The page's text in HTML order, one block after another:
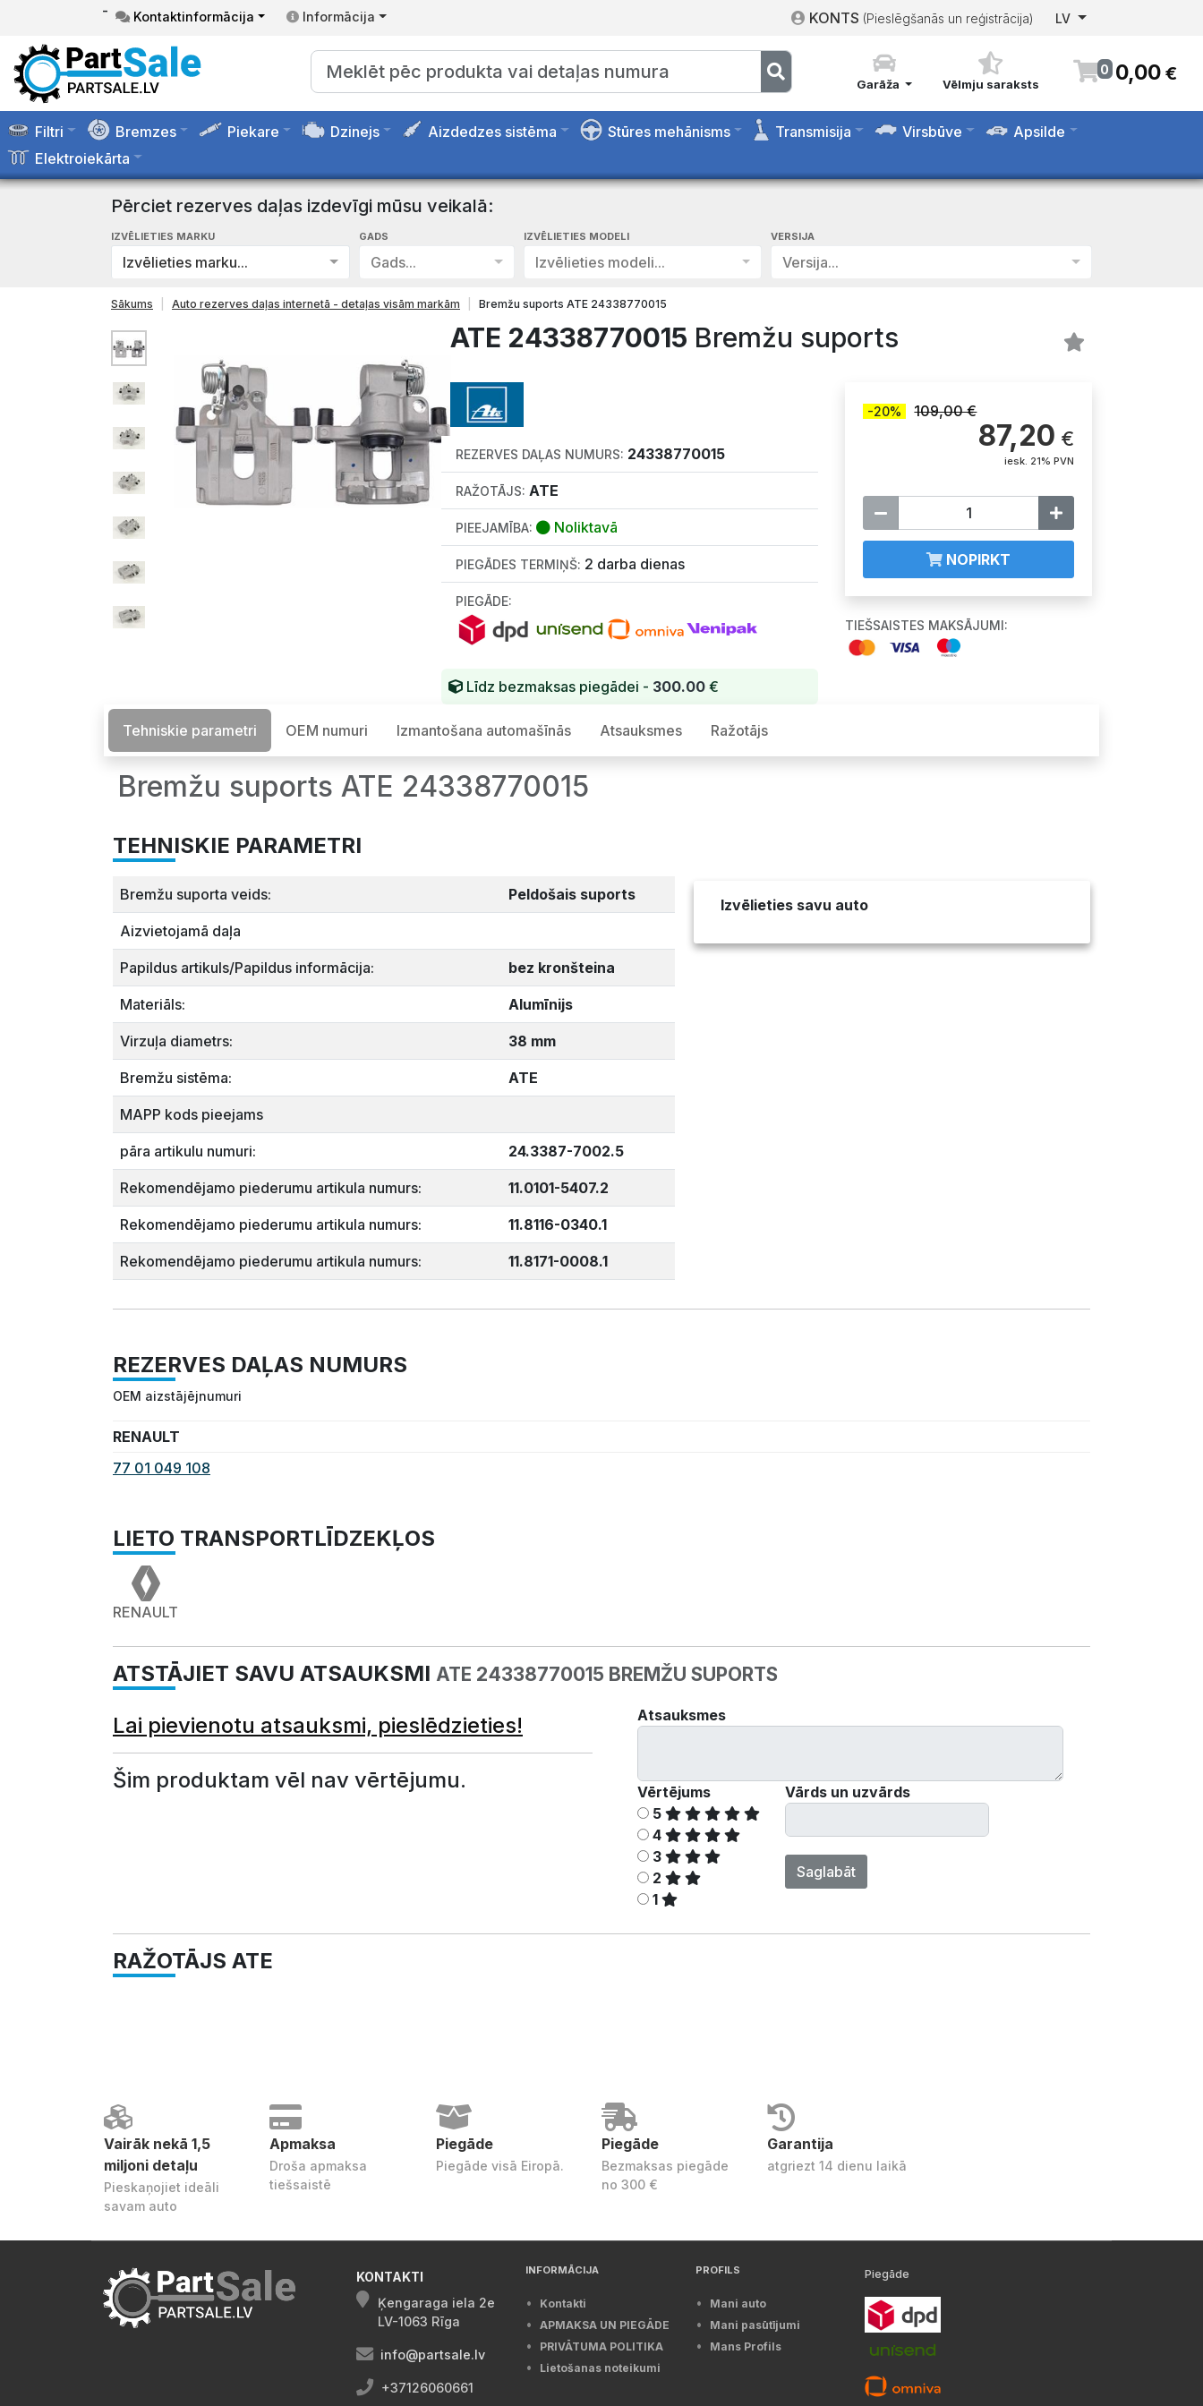
- Kontaktinformācija Informācija KONTS (Pieslēgšanās un reģistrācija) LV
Garāža Vēlmju saraksts
0 0,00 €
Filtri Bremzes Piekare Dzinejs Aizdedzes sistēma Stūres mehānisms Transmisija Virsbūve
Apsilde
Elektroiekārta
Pērciet rezerves daļas izdevīgi mūsu veikalā:
IZVĒLIETIES MARKU
Izvēlieties marku...
GADS
Gads...
IZVĒLIETIES MODELI
Izvēlieties modeli...
VERSIJA
Versija...
Sākums Auto rezerves daļas internetā - detaļas visām markām Bremžu suports ATE 24338770015
ATE 24338770015 Bremžu suports
REZERVES DAĻAS NUMURS: 24338770015
RAŽOTĀJS: ATE
PIEEJAMĪBA: Noliktavā
PIEGĀDES TERMIŅŠ: 2 darba dienas
PIEGĀDE:
Līdz bezmaksas piegādei - 300.00€
-20% 109,00 €
87,20 €
iesk. 21% PVN
NOPIRKT
TIEŠSAISTES MAKSĀJUMI:
Tehniskie parametri OEM numuri Izmantošana automašīnās Atsauksmes Ražotājs
Bremžu suports ATE 24338770015
TEHNISKIE PARAMETRI
Bremžu suporta veids: Peldošais suports
Aizvietojamā daļa
Papildus artikuls/Papildus informācija: bez kronšteina
Materiāls: Alumīnijs
Virzuļa diametrs: 38 mm
Bremžu sistēma: ATE
MAPP kods pieejams
pāra artikulu numuri: 24.3387-7002.5
Rekomendējamo piederumu artikula numurs: 11.0101-5407.2
Rekomendējamo piederumu artikula numurs: 11.8116-0340.1
Rekomendējamo piederumu artikula numurs: 11.8171-0008.1
Izvēlieties savu auto
REZERVES DAĻAS NUMURS
OEM aizstājējnumuri
RENAULT
77 01 049 108
LIETO TRANSPORTLĪDZEKĻOS
RENAULT
ATSTĀJIET SAVU ATSAUKSMI ATE 24338770015 BREMŽU SUPORTS
Lai pievienotu atsauksmi, pieslēdzieties!
Šim produktam vēl nav vērtējumu.
Atsauksmes
Vērtējums
5
4
3
2
1
Vārds un uzvārds
Saglabāt
RAŽOTĀJS ATE
Vairāk nekā 1,5
miljoni detaļu
Pieskaņojiet ideāli
savam auto
Apmaksa
Droša apmaksa
tiešsaistē
Piegāde
Piegāde visā Eiropā.
Piegāde
Bezmaksas piegāde
no 300 €
Garantija
atgriezt 14 dienu laikā
KONTAKTI
Ķengaraga iela 2e
LV-1063 Rīga
info@partsale.lv
+37126060661
INFORMĀCIJA
Kontakti
APMAKSA UN PIEGĀDE
PRIVĀTUMA POLITIKA
Lietošanas noteikumi
PROFILS
Mani auto
Mani pasūtījumi
Mans Profils
Piegāde